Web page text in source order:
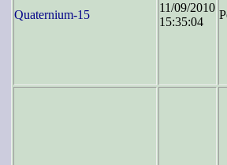
Quaternium-15
11/09/2010
15:35:04